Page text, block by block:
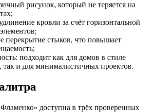
рисунок, который не теряется на
кровли за счёт горизонтальной
перекрытие стыков, что повышает
подходит как для домов в стиле
так и для минималистичных проектов.
доступна в трёх проверенных